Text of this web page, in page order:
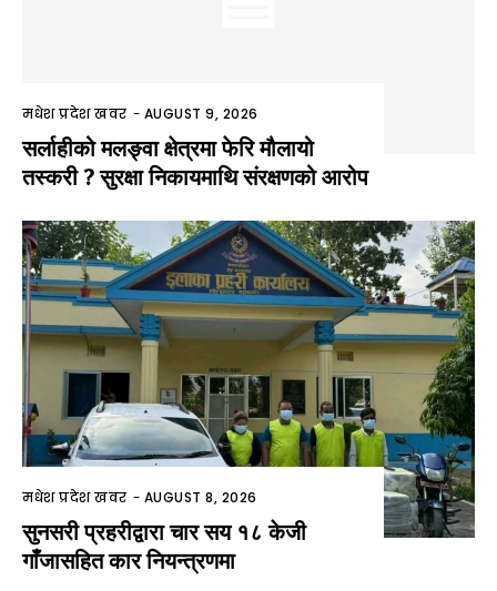
मधेश प्रदेश खवर - AUGUST 9, 2026
सर्लाहीको मलङ्वा क्षेत्रमा फेरि मौलायो
तस्करी ? सुरक्षा निकायमाथि संरक्षणको आरोप
मधेश प्रदेश खवर - AUGUST 8, 2026
सुनसरी प्रहरीद्वारा चार सय १८ केजी
गाँजासहित कार नियन्त्रणमा